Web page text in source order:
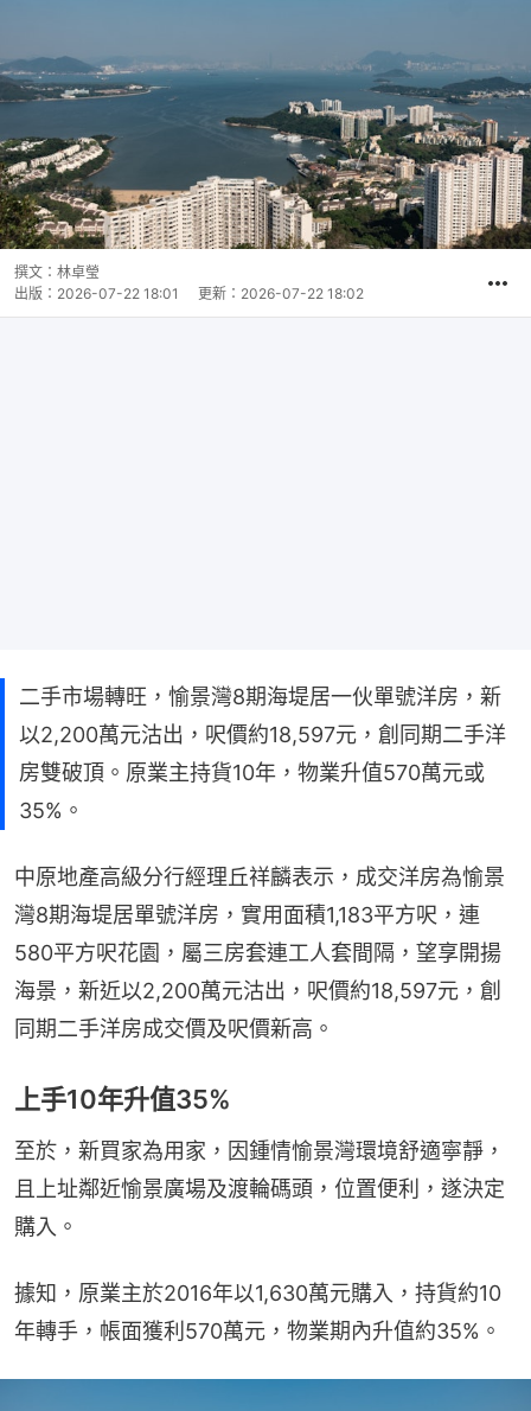
撰文： 林卓瑩
出版： 2026-07-22 18:01 更新： 2026-07-22 18:02
二手市場轉旺，愉景灣8期海堤居一伙單號洋房，新
以2,200萬元沽出，呎價約18,597元，創同期二手洋
房雙破頂。原業主持貨10年，物業升值570萬元或
35%。
中原地產高級分行經理丘祥麟表示，成交洋房為愉景
灣8期海堤居單號洋房，實用面積1,183平方呎，連
580平方呎花園，屬三房套連工人套間隔，望享開揚
海景，新近以2,200萬元沽出，呎價約18,597元，創
同期二手洋房成交價及呎價新高。
上手10年升值35%
至於，新買家為用家，因鍾情愉景灣環境舒適寧靜，
且上址鄰近愉景廣場及渡輪碼頭，位置便利，遂決定
購入。
據知，原業主於2016年以1,630萬元購入，持貨約10
年轉手，帳面獲利570萬元，物業期內升值約35%。